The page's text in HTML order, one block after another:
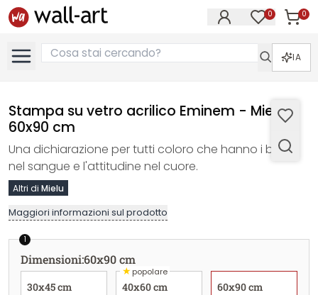
0 0
IA
Stampa su vetro acrilico Eminem - Mielu -
60x90 cm
Una dichiarazione per tutti coloro che hanno i battiti
nel sangue e l'attitudine nel cuore.
Altri di Mielu
Maggiori informazioni sul prodotto
1
Dimensioni:60x90 cm
30x45 cm
★popolare
40x60 cm 60x90 cm